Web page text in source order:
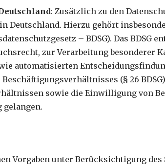
: Zusätzlich zu den
Deutschland. Hierzu gehört
– BDSG). Das
zur Verarbeitung besonderer
automatisierten
(§ 26
sowie die Einwilligung von
gelangen.
Vorgaben unter Berücksichtigung